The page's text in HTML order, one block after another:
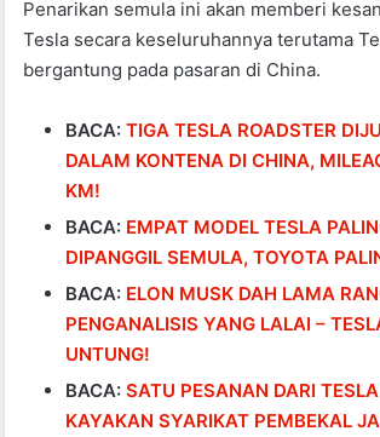
Penarikan semula ini akan memberi
Tesla secara keseluruhannya terutama
bergantung pada pasaran di China.
BACA:TIGA TESLA ROADSTER
DALAM KONTENA DI CHINA,
KM!
BACA: EMPAT MODEL TESLA
DIPANGGIL SEMULA, TOYOTA
BACA: ELON MUSK DAH LAMA
PENGANALISIS YANG LALAI –
UNTUNG!
BACA:SATU PESANAN DARI
KAYAKAN SYARIKAT PEMBEKAL